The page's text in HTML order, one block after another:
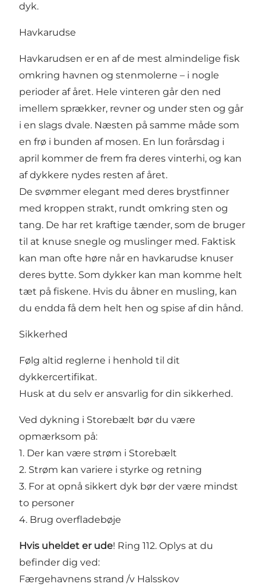
dyk.
Havkarudse
Havkarudsen er en af de mest almindelige fisk
omkring havnen og stenmolerne – i nogle
perioder af året. Hele vinteren går den ned
imellem sprækker, revner og under sten og går
i en slags dvale. Næsten på samme måde som
en frø i bunden af mosen. En lun forårsdag i
april kommer de frem fra deres vinterhi, og kan
af dykkere nydes resten af året.
De svømmer elegant med deres brystfinner
med kroppen strakt, rundt omkring sten og
tang. De har ret kraftige tænder, som de bruger
til at knuse snegle og muslinger med. Faktisk
kan man ofte høre når en havkarudse knuser
deres bytte. Som dykker kan man komme helt
tæt på fiskene. Hvis du åbner en musling, kan
du endda få dem helt hen og spise af din hånd.
Sikkerhed
Følg altid reglerne i henhold til dit
dykkercertifikat.
Husk at du selv er ansvarlig for din sikkerhed.
Ved dykning i Storebælt bør du være
opmærksom på:
1. Der kan være strøm i Storebælt
2. Strøm kan variere i styrke og retning
3. For at opnå sikkert dyk bør der være mindst
to personer
4. Brug overfladebøje
Hvis uheldet er ude! Ring 112. Oplys at du
befinder dig ved:
Færgehavnens strand /v Halsskov